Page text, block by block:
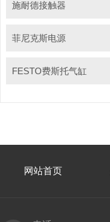
施耐德接触器
菲尼克斯电源
FESTO费斯托气缸
网站首页